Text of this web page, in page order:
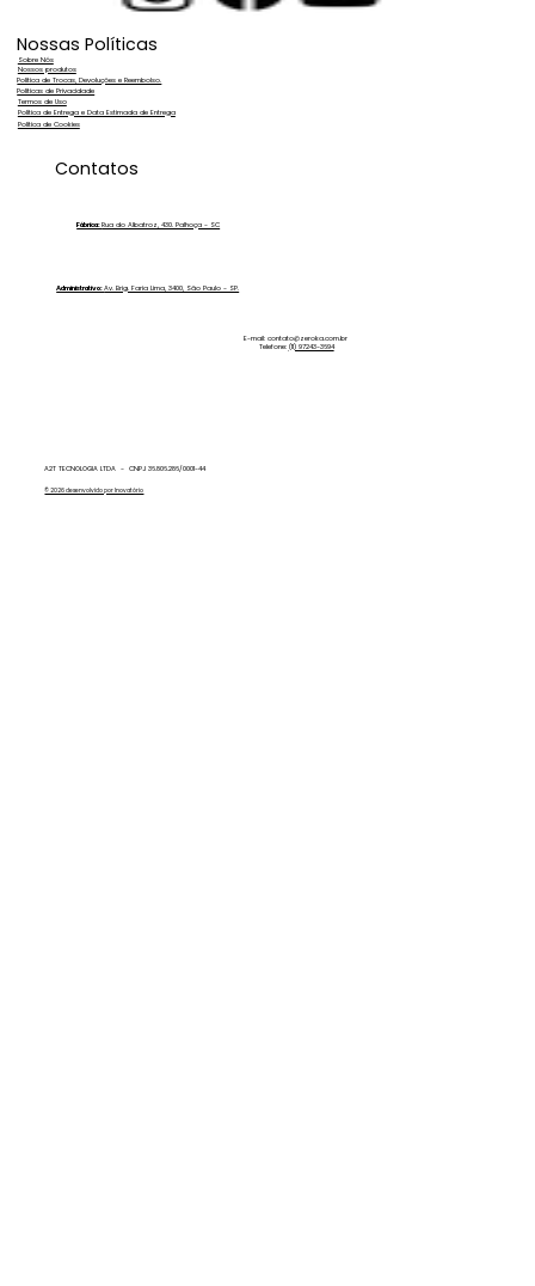
Água Desmineralizada Para Radiador:
a Própria com a Zero Ka
A2T TECNOLOGIA LTDA - CNPJ 36.806.286/0001-44
© 2026 desenvolvido por Inovatório
Nossas Políticas
Nossos produtos
Sobre Nós
Política de Trocas, Devoluções e Reembolso.
Políticas de Privacidade
Política de Entrega e Data Estimada de Entrega
Política de Cookies
Termos de Uso
Contatos
Fábrica:Rua do Albatroz, 430. Palhoça - SC
Administrativo:Av. Brig. Faria Lima, 3400, São Paulo - SP.
E-mail:contato@zeroka.com.br
Telefone: (11) 97243-3694